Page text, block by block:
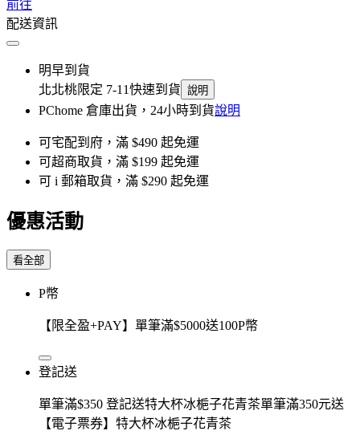
前往
配送資訊
明早到貨
北北桃限定 7-11快速到貨 說明
PChome 倉庫出貨，24小時到貨說明
可宅配到府，滿 $490 起免運
可超商取貨，滿 $199 起免運
可 i 郵箱取貨，滿 $290 起免運
優惠活動
看全部
P幣
【限全盈+PAY】單筆滿$5000送100P幣
登記送
單筆滿$350 登記送特大杯冰梔子花青茶單筆滿350元送
【電子票券】特大杯冰梔子花青茶